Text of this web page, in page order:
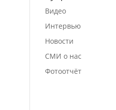
Видео
Интервью
Новости
СМИ о нас
Фотоотчёт